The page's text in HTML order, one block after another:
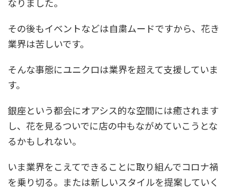
その後もイベントなどは自粛ムードですから、花き
業界は苦しいです。
そんな事態にユニクロは業界を超えて支援していま
す。
銀座という都会にオアシス的な空間には癒されます
し、花を見るついでに店の中もながめていこうとな
るかもしれない。
いま業界をこえてできることに取り組んでコロナ禍
を乗り切る。または新しいスタイルを提案していく